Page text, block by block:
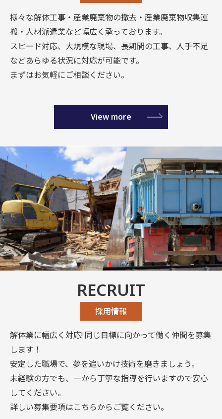
様々な解体工事・産業廃棄物の撤去・産業廃棄物収集運
搬・人材派遣業など幅広く承っております。
スピード対応、大規模な現場、長期間の工事、人手不足
などあらゆる状況に対応が可能です。
まずはお気軽にご相談ください。
View more
RECRUIT
採用情報
解体業に幅広く対応! 同じ目標に向かって働く仲間を募集
します！
安定した職場で、夢を追いかけ技術を磨きましょう。
未経験の方でも、一から丁寧な指導を行いますので安心
してください。
詳しい募集要項はこちらからご覧ください。